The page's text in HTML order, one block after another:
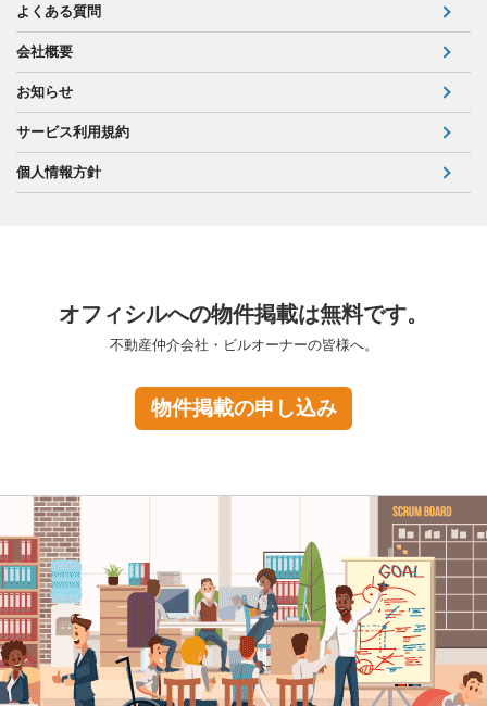
よくある質問
会社概要
お知らせ
サービス利用規約
個人情報方針
オフィシルへの物件掲載は無料です。
不動産仲介会社・ビルオーナーの皆様へ。
物件掲載の申し込み